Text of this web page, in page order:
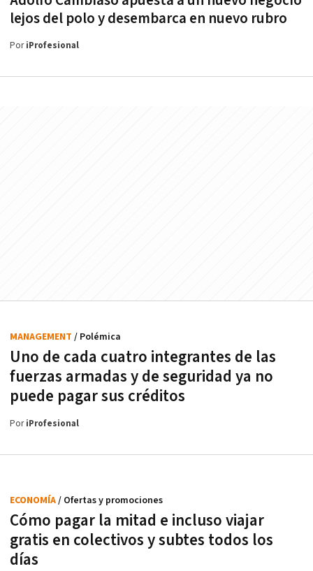
lejos del polo y desembarca en nuevo rubro
PoriProfesional
Uno de cada cuatro integrantes de las
fuerzas armadas y de seguridad ya no
puede pagar sus créditos
MANAGEMENT / Polémica
PoriProfesional
Cómo pagar la mitad e incluso viajar
gratis en colectivos y subtes todos los
días
ECONOMÍA/ Ofertas y promociones